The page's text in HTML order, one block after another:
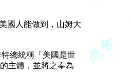
國人能做到，山姆大
總統稱「美國是世
主體，並將之奉為